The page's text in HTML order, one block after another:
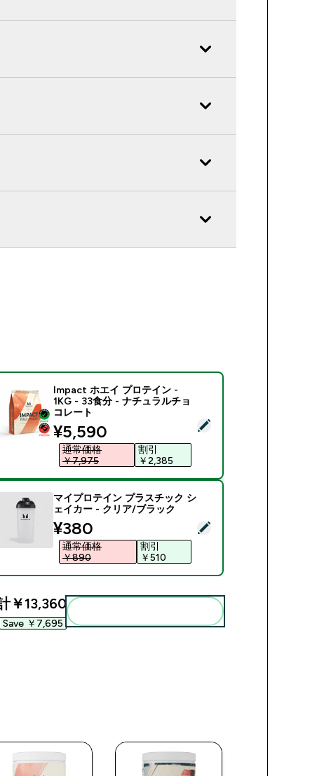
この商品を選択 - Impact ホエイ プロテイン - 1KG - 33食分 - ナ
Impact ホエイ プロテイン -
1KG - 33食分 - ナチュラルチョ
コレート
discounted price
¥5,590‎
通常価格
￥7,975‎
割引
￥2,385‎
この商品を選択 - マイプロテイン プラスチック シェイカー - ク
マイプロテイン プラスチック シ
ェイカー - クリア/ブラック
discounted price
¥380‎
通常価格
￥890‎
割引
￥510‎
￥13,360‎
Save ￥7,695‎